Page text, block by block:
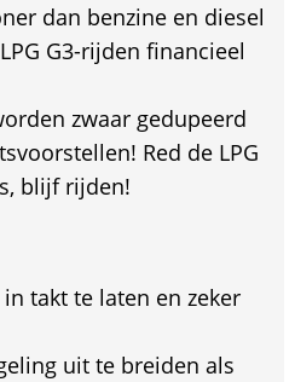
dan benzine en diesel
G3-rijden financieel
zwaar gedupeerd
Red de LPG
blijf rijden!
in takt te laten en zeker
uit te breiden als